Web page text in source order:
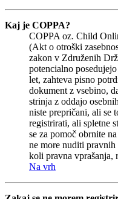
Kaj je COPPA?
COPPA oz. Child
(Akt o otroški
zakon v Združenih
potencialno
let, zahteva pisno
dokument z vsebino,
strinja z oddajo
niste prepričani, ali se
registrirati, ali spletne
se za pomoč obrnite
ne more nuditi
koli pravna vprašanja,
Na vrh